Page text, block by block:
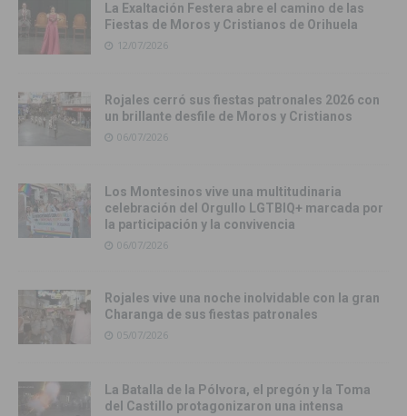
La Exaltación Festera abre el camino de las
Fiestas de Moros y Cristianos de Orihuela
12/07/2026
Rojales cerró sus fiestas patronales 2026 con
un brillante desfile de Moros y Cristianos
06/07/2026
Los Montesinos vive una multitudinaria
celebración del Orgullo LGTBIQ+ marcada por
la participación y la convivencia
06/07/2026
Rojales vive una noche inolvidable con la gran
Charanga de sus fiestas patronales
05/07/2026
La Batalla de la Pólvora, el pregón y la Toma
del Castillo protagonizaron una intensa